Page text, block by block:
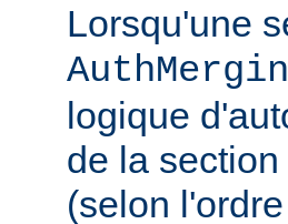
Lorsqu'une
logique
de la
(selon